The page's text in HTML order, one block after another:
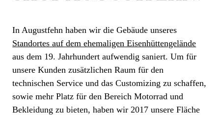
In Augustfehn haben wir die Gebäude unseres
Standortes auf dem ehemaligen Eisenhüttengelände
aus dem 19. Jahrhundert aufwendig saniert. Um für
unsere Kunden zusätzlichen Raum für den
technischen Service und das Customizing zu schaffen,
sowie mehr Platz für den Bereich Motorrad und
Bekleidung zu bieten, haben wir 2017 unsere Fläche